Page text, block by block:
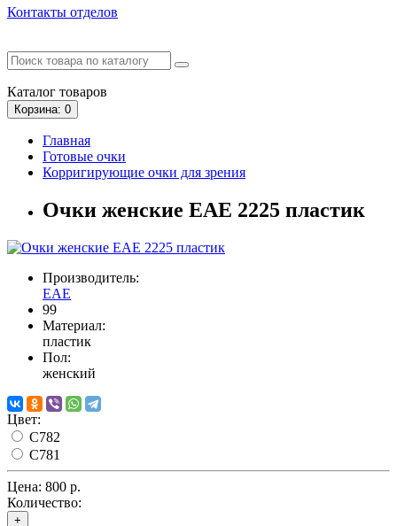
Контакты отделов
Каталог товаров
Корзина: 0
Главная
Готовые очки
Корригирующие очки для зрения
Очки женские EAE 2225 пластик
Производитель:
EAE
99
Материал:
пластик
Пол:
женский
Цвет:
C782
C781
Цена: 800 р.
Количество:
+